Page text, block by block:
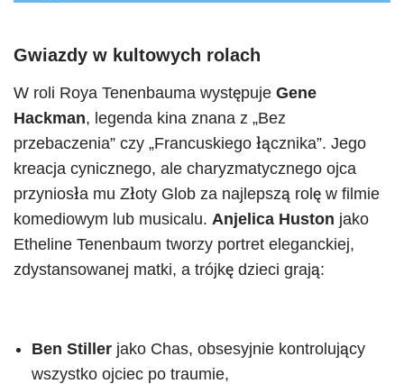
Gwiazdy w kultowych rolach
W roli Roya Tenenbauma występuje Gene
Hackman, legenda kina znana z „Bez
przebaczenia” czy „Francuskiego łącznika”. Jego
kreacja cynicznego, ale charyzmatycznego ojca
przyniosła mu Złoty Glob za najlepszą rolę w filmie
komediowym lub musicalu. Anjelica Huston jako
Etheline Tenenbaum tworzy portret eleganckiej,
zdystansowanej matki, a trójkę dzieci grają:
Ben Stiller jako Chas, obsesyjnie kontrolujący
wszystko ojciec po traumie,